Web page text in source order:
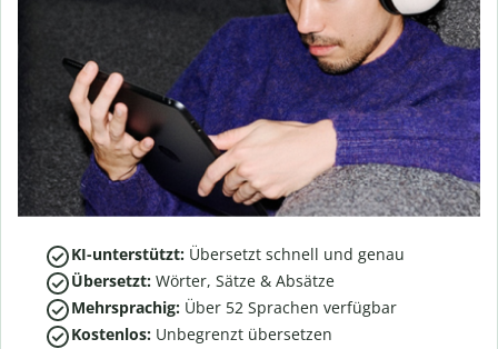
KI-unterstützt: Übersetzt schnell und genau
Übersetzt: Wörter, Sätze & Absätze
Mehrsprachig: Über 52 Sprachen verfügbar
Kostenlos: Unbegrenzt übersetzen